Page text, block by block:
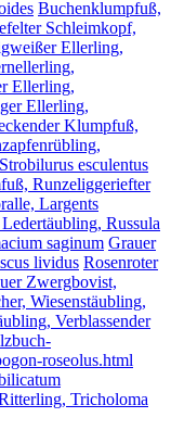
Buchenklumpfuß,
Schleimkopf,
Ellerling,
Ellerling,
Ellerling,
Klumpfuß,
esculentus
Runzeliggeriefter
Largents
Russula
saginum Grauer
lividus Rosenroter
Zwergbovist,
Wiesenstäubling,
Verblassender
roseolus.html
Tricholoma